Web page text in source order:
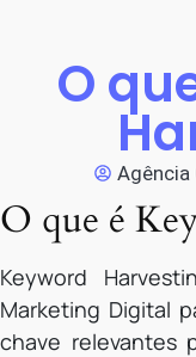
O
Agência
O que é
Keyword
Marketing Digital
chave relevantes